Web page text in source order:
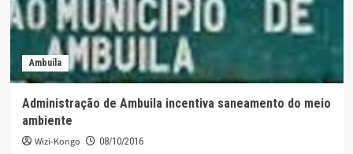
Ambuíla
Administração de Ambuila incentiva saneamento do meio
ambiente
Wizi-Kongo 08/10/2016